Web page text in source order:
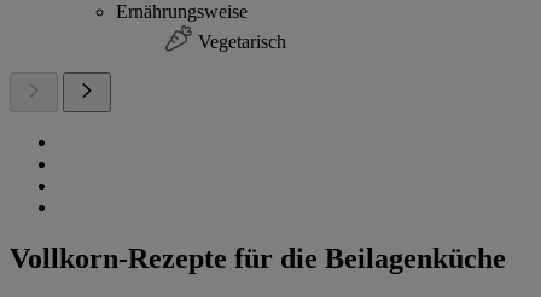
Ernährungsweise
Vegetarisch
Vollkorn-Rezepte für die Beilagenküche